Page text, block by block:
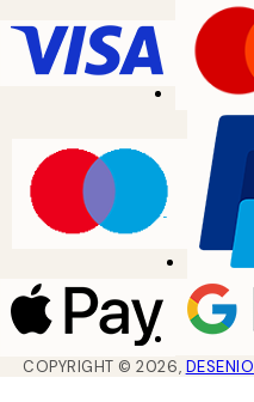
COPYRIGHT ©2026, DESENIO